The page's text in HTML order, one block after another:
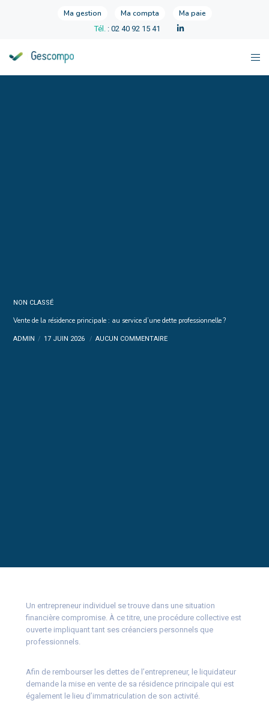
Ma gestion Ma compta Ma paie
Tél. : 02 40 92 15 41
NON CLASSÉ
Vente de la résidence principale : au service d’une dette professionnelle ?
ADMIN 17 JUIN 2026 AUCUN COMMENTAIRE
Un entrepreneur individuel se trouve dans une situation
financière compromise. À ce titre, une procédure collective est
ouverte impliquant tant ses créanciers personnels que
professionnels.
Afin de rembourser les dettes de l’entrepreneur, le liquidateur
demande la mise en vente de sa résidence principale qui est
également le lieu d’immatriculation de son activité.